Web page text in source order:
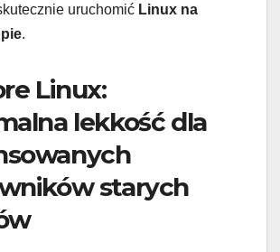
uruchomić Linux na
.
Linux:
lekkość dla
starych